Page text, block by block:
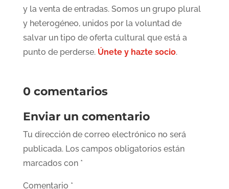
y la venta de entradas. Somos un grupo plural
y heterogéneo, unidos por la voluntad de
salvar un tipo de oferta cultural que está a
punto de perderse. Únete y hazte socio.
0 comentarios
Enviar un comentario
Tu dirección de correo electrónico no será
publicada. Los campos obligatorios están
marcados con *
Comentario *